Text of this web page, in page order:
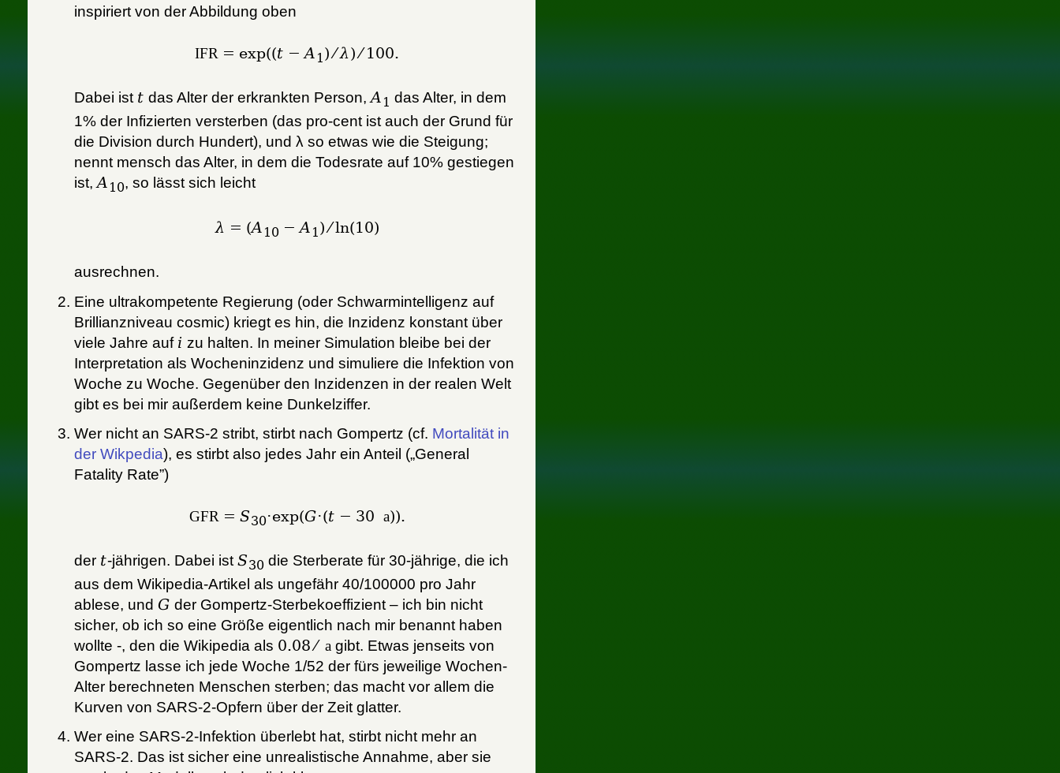
inspiriert von der Abbildung oben
IFR = exp((t −A 1 ) ⁄λ) ⁄ 100.
Dabei ist t das Alter der erkrankten Person,A 1 das Alter, in dem
1% der Infizierten versterben (das pro-cent ist auch der Grund für
die Division durch Hundert), und λ so etwas wie die Steigung;
nennt mensch das Alter, in dem die Todesrate auf 10% gestiegen
ist,A 10, so lässt sich leicht
λ = (A 10− A 1 ) ⁄ ln(10)
ausrechnen.
Eine ultrakompetente Regierung (oder Schwarmintelligenz auf
Brillianzniveau cosmic) kriegt es hin, die Inzidenz konstant über
viele Jahre auf i zu halten. In meiner Simulation bleibe bei der
Interpretation als Wocheninzidenz und simuliere die Infektion von
Woche zu Woche. Gegenüber den Inzidenzen in der realen Welt
gibt es bei mir außerdem keine Dunkelziffer.
Wer nicht an SARS-2 stribt, stirbt nach Gompertz (cf. Mortalität in
der Wikpedia), es stirbt also jedes Jahr ein Anteil („General
Fatality Rate”)
GFR = S30⋅exp(G⋅(t − 30 a)).
der t-jährigen. Dabei istS30 die Sterberate für 30-jährige, die ich
aus dem Wikipedia-Artikel als ungefähr 40/100000 pro Jahr
ablese, und G der Gompertz-Sterbekoeffizient – ich bin nicht
sicher, ob ich so eine Größe eigentlich nach mir benannt haben
wollte -, den die Wikipedia als 0.08 ⁄ a gibt. Etwas jenseits von
Gompertz lasse ich jede Woche 1/52 der fürs jeweilige Wochen-
Alter berechneten Menschen sterben; das macht vor allem die
Kurven von SARS-2-Opfern über der Zeit glatter.
Wer eine SARS-2-Infektion überlebt hat, stirbt nicht mehr an
SARS-2. Das ist sicher eine unrealistische Annahme, aber sie